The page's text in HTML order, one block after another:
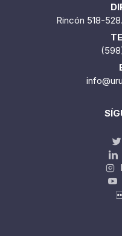
Rincón 518-